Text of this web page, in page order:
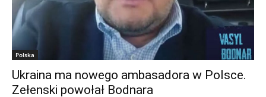
Polska
Ukraina ma nowego ambasadora w Polsce.
Zełenski powołał Bodnara